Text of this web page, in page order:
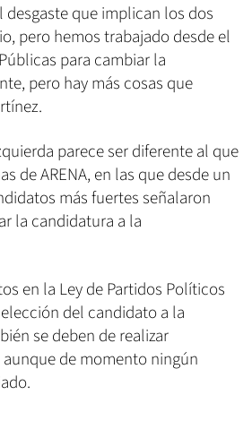
desgaste que implican los dos
pero hemos trabajado desde el
para cambiar la
pero hay más cosas que
parece ser diferente al que
de ARENA, en las que desde un
más fuertes señalaron
la candidatura a la
en la Ley de Partidos Políticos
del candidato a la
se deben de realizar
de momento ningún